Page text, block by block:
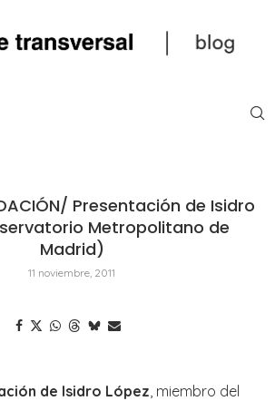
Presentación de Isidro
Metropolitano de
Madrid)
11 noviembre, 2011
de Isidro López , miembro del